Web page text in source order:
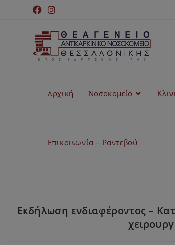
Αρχική Νοσοκομείο
Επικοινωνία – Ραντεβού
Εκδήλωση ενδιαφέροντος –